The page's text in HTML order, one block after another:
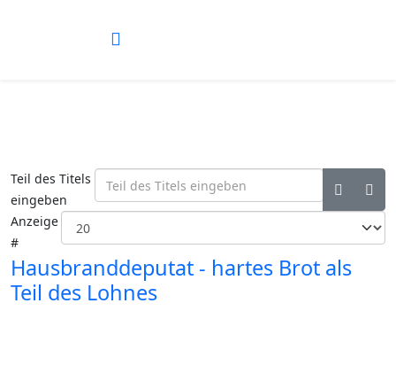
Teil des Titels
eingeben
Anzeige
#
Hausbranddeputat - hartes Brot als
Teil des Lohnes